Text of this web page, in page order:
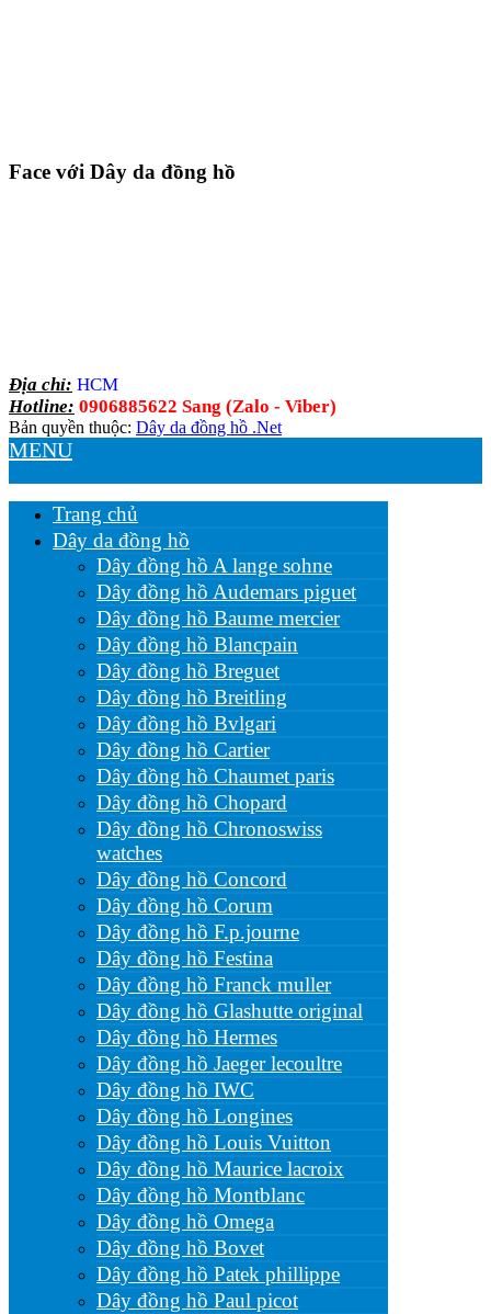
Face với Dây da đồng hồ
Địa chỉ: HCM
Hotline: 0906885622 Sang (Zalo - Viber)
Bản quyền thuộc: Dây da đồng hồ .Net
MENU
Trang chủ
Dây da đồng hồ
Dây đồng hồ A lange sohne
Dây đồng hồ Audemars piguet
Dây đồng hồ Baume mercier
Dây đồng hồ Blancpain
Dây đồng hồ Breguet
Dây đồng hồ Breitling
Dây đồng hồ Bvlgari
Dây đồng hồ Cartier
Dây đồng hồ Chaumet paris
Dây đồng hồ Chopard
Dây đồng hồ Chronoswiss
watches
Dây đồng hồ Concord
Dây đồng hồ Corum
Dây đồng hồ F.p.journe
Dây đồng hồ Festina
Dây đồng hồ Franck muller
Dây đồng hồ Glashutte original
Dây đồng hồ Hermes
Dây đồng hồ Jaeger lecoultre
Dây đồng hồ IWC
Dây đồng hồ Longines
Dây đồng hồ Louis Vuitton
Dây đồng hồ Maurice lacroix
Dây đồng hồ Montblanc
Dây đồng hồ Omega
Dây đồng hồ Bovet
Dây đồng hồ Patek phillippe
Dây đồng hồ Paul picot